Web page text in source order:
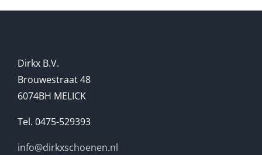
Dirkx B.V.
Brouwestraat 48
6074BH MELICK
Tel. 0475-529393
info@dirkxschoenen.nl